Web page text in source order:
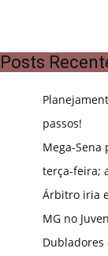
Posts
passos!
Mega-Sena
terça-feira;
Árbitro iria
MG no